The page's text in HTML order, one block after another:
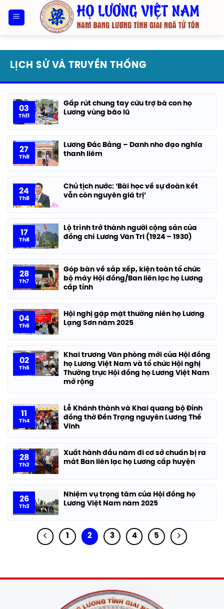
qua
LỊCH SỬ VÀ TRUYỀN THỐNG
Gấp rút chung tay cứu trợ bà con họ
Lương vùng bão lũ
03
Th11
Lương Đắc Bằng – Danh nho đạo nghĩa
thanh liêm
27
Th8
Chủ tịch nước: ‘Bài học về sự đoàn kết
vẫn còn nguyên giá trị’
24
Th8
Lộ trình trở thành người cộng sản của
đồng chí Lương Văn Tri (1924 – 1930)
17
Th8
Góp bàn về sắp xếp, kiện toàn tổ chức
bộ máy Hội đồng/Ban liên lạc họ Lương
cấp tỉnh
28
Th7
Hội nghị gặp mặt thường niên họ Lương
Lạng Sơn năm 2025
04
Th6
Khai trương Văn phòng mới của Hội đồng
họ Lương Việt Nam và tổ chức Hội nghị
Thường trực Hội đồng họ Lương Việt Nam
mở rộng
02
Th6
Lễ Khánh thành và Khai quang bộ Đỉnh
đồng thờ Đền Trạng nguyên Lương Thế
Vinh
11
Th4
Xuất hành đầu năm đi cơ sở chuẩn bị ra
mắt Ban liên lạc họ Lương cấp huyện
28
Th3
Nhiệm vụ trọng tâm của Hội đồng họ
Lương Việt Nam năm 2025
26
Th3
1 2 3 4 5